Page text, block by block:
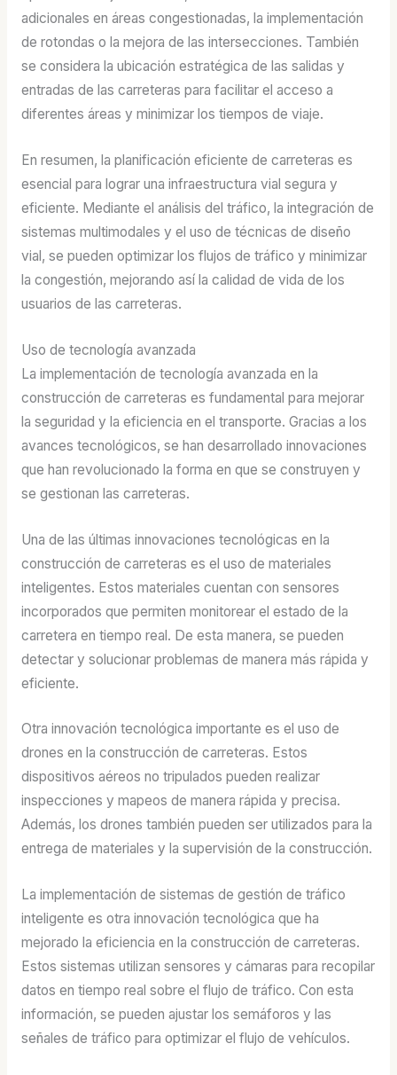
adicionales en áreas congestionadas, la implementación
de rotondas o la mejora de las intersecciones. También
se considera la ubicación estratégica de las salidas y
entradas de las carreteras para facilitar el acceso a
diferentes áreas y minimizar los tiempos de viaje.
En resumen, la planificación eficiente de carreteras es
esencial para lograr una infraestructura vial segura y
eficiente. Mediante el análisis del tráfico, la integración de
sistemas multimodales y el uso de técnicas de diseño
vial, se pueden optimizar los flujos de tráfico y minimizar
la congestión, mejorando así la calidad de vida de los
usuarios de las carreteras.
Uso de tecnología avanzada
La implementación de tecnología avanzada en la
construcción de carreteras es fundamental para mejorar
la seguridad y la eficiencia en el transporte. Gracias a los
avances tecnológicos, se han desarrollado innovaciones
que han revolucionado la forma en que se construyen y
se gestionan las carreteras.
Una de las últimas innovaciones tecnológicas en la
construcción de carreteras es el uso de materiales
inteligentes. Estos materiales cuentan con sensores
incorporados que permiten monitorear el estado de la
carretera en tiempo real. De esta manera, se pueden
detectar y solucionar problemas de manera más rápida y
eficiente.
Otra innovación tecnológica importante es el uso de
drones en la construcción de carreteras. Estos
dispositivos aéreos no tripulados pueden realizar
inspecciones y mapeos de manera rápida y precisa.
Además, los drones también pueden ser utilizados para la
entrega de materiales y la supervisión de la construcción.
La implementación de sistemas de gestión de tráfico
inteligente es otra innovación tecnológica que ha
mejorado la eficiencia en la construcción de carreteras.
Estos sistemas utilizan sensores y cámaras para recopilar
datos en tiempo real sobre el flujo de tráfico. Con esta
información, se pueden ajustar los semáforos y las
señales de tráfico para optimizar el flujo de vehículos.